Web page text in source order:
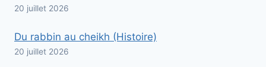
20 juillet 2026
Du rabbin au cheikh (Histoire)
20 juillet 2026